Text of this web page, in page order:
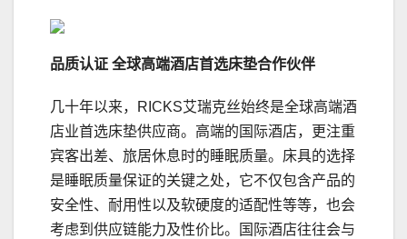
品质认证 全球高端酒店首选床垫合作伙伴
几十年以来，RICKS艾瑞克丝始终是全球高端酒
店业首选床垫供应商。高端的国际酒店，更注重
宾客出差、旅居休息时的睡眠质量。床具的选择
是睡眠质量保证的关键之处，它不仅包含产品的
安全性、耐用性以及软硬度的适配性等等，也会
考虑到供应链能力及性价比。国际酒店往往会与